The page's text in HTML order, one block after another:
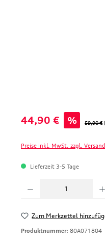
Verkaufspreis:
44,90 € % 59,90 €
Preise inkl. MwSt. zzgl.
Lieferzeit 3-5 Tage
Zum Merkzettel
Produktnummer: 80A071804